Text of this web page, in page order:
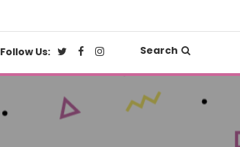
Follow Us: Search